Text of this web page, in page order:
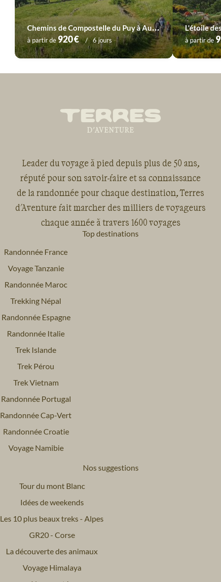
Voyage
Provence - Côte d'Azur Voyage
Pyrénées
Sud-Ouest Voyage
Vallée de la Loire
C
hemins de Compostelle du Puy à Aumont-Aubrac (1)
à partir de920 € 6 jours
L'étoile
à partir de
Leader du voyage à pied depuis plus de 50 ans,
réputé pour son savoir-faire et sa connaissance
de la randonnée pour chaque destination, Terres
d'Aventure fait marcher des milliers de voyageurs
chaque année à travers 1600 voyages
Top destinations
Randonnée France
Voyage Tanzanie
Randonnée Maroc
Trekking Népal
Randonnée Espagne
Randonnée Italie
Trek Islande
Trek Pérou
Trek Vietnam
Randonnée Portugal
Randonnée Cap-Vert
Randonnée Croatie
Voyage Namibie
Nos suggestions
Tour du mont Blanc
Idées de weekends
Les 10 plus beaux treks - Alpes
GR20 - Corse
La découverte des animaux
Voyage Himalaya